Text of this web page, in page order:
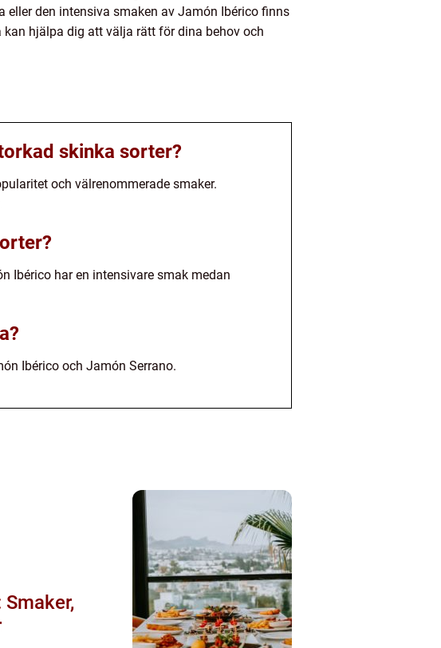
den intensiva smaken av Jamón Ibérico finns
hjälpa dig att välja rätt för dina behov och
skinka sorter?
och välrenommerade smaker.
Ibérico har en intensivare smak medan
Ibérico och Jamón Serrano.